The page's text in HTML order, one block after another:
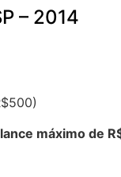
– 2014
máximo de